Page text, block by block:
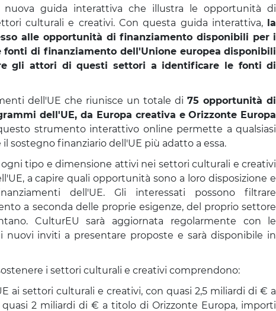
nuova guida interattiva che illustra le opportunità di
culturali e creativi. Con questa guida interattiva, la
alle opportunità di finanziamento disponibili per i
di finanziamento dell'Unione europea disponibili
gli attori di questi settori a identificare le fonti di
dell'UE che riunisce un totale di75 opportunità di
dell'UE, da Europa creativa e Orizzonte Europa
strumento interattivo online permette a qualsiasi
sostegno finanziario dell'UE più adatto a essa.
tipo e dimensione attivi nei settori culturali e creativi
a capire quali opportunità sono a loro disposizione e
dell'UE. Gli interessati possono filtrare
a seconda delle proprie esigenze, del proprio settore
CulturEU sarà aggiornata regolarmente con le
inviti a presentare proposte e sarà disponibile in
i settori culturali e creativi comprendono:
ai settori culturali e creativi, con quasi 2,5 miliardi di € a
2 miliardi di € a titolo di Orizzonte Europa, importi